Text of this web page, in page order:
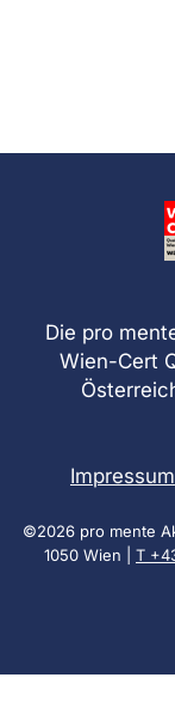
Die pro
Wien-Cert
Impressum
©2026 pro mente
1050 Wien | T